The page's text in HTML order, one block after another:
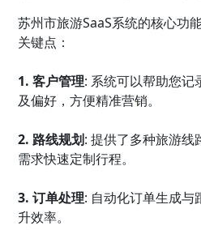
苏州市旅游SaaS系统的核心功
关键点：
1. 客户管理: 系统可以帮助您记
及偏好，方便精准营销。
2. 路线规划: 提供了多种旅游线
需求快速定制行程。
3. 订单处理: 自动化订单生成与
升效率。